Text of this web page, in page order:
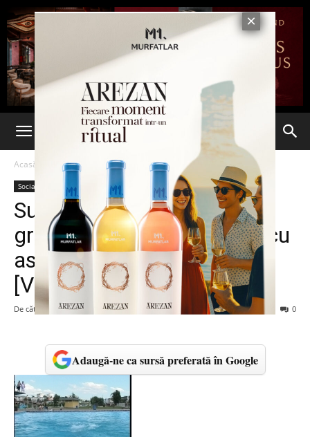
Acasă Social
Social
Sute de ieşeni au încins
grătarele la Ciric şi au luat cu
asalt plajele de la ştrand
[VIDEO]
De către 28 mai 2013 0
Adaugă-ne ca sursă preferată în Google